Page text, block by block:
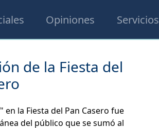
Opiniones Servicios
de la Fiesta del
la Fiesta del Pan Casero fue
del público que se sumó al